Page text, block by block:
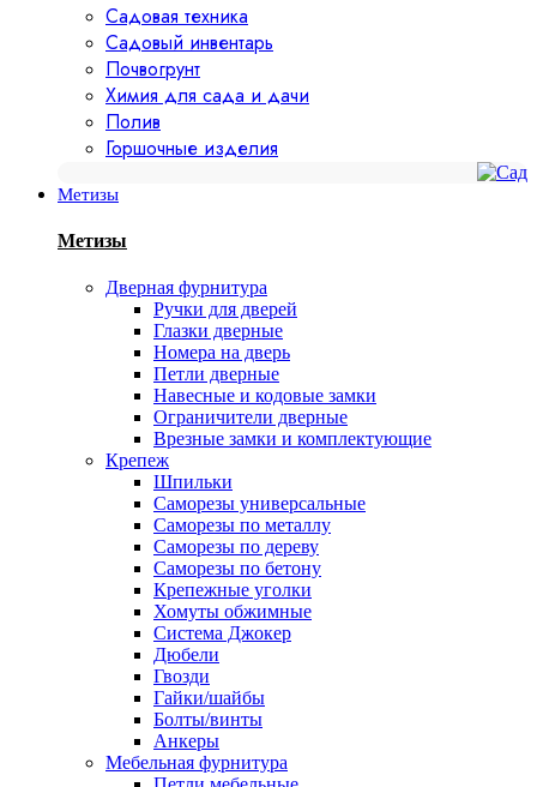
Садовая техника
Садовый инвентарь
Почвогрунт
Химия для сада и дачи
Полив
Горшочные изделия
Метизы
Метизы
Дверная фурнитура
Ручки для дверей
Глазки дверные
Номера на дверь
Петли дверные
Навесные и кодовые замки
Ограничители дверные
Врезные замки и комплектующие
Крепеж
Шпильки
Саморезы универсальные
Саморезы по металлу
Саморезы по дереву
Саморезы по бетону
Крепежные уголки
Хомуты обжимные
Система Джокер
Дюбели
Гвозди
Гайки/шайбы
Болты/винты
Анкеры
Мебельная фурнитура